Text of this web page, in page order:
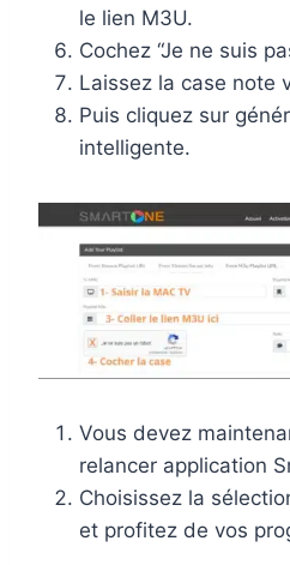
le lien M3U.
Cochez “Je ne suis
Laissez la case note
Puis cliquez sur
intelligente.
Vous devez
relancer application
Choisissez la
et profitez de vos